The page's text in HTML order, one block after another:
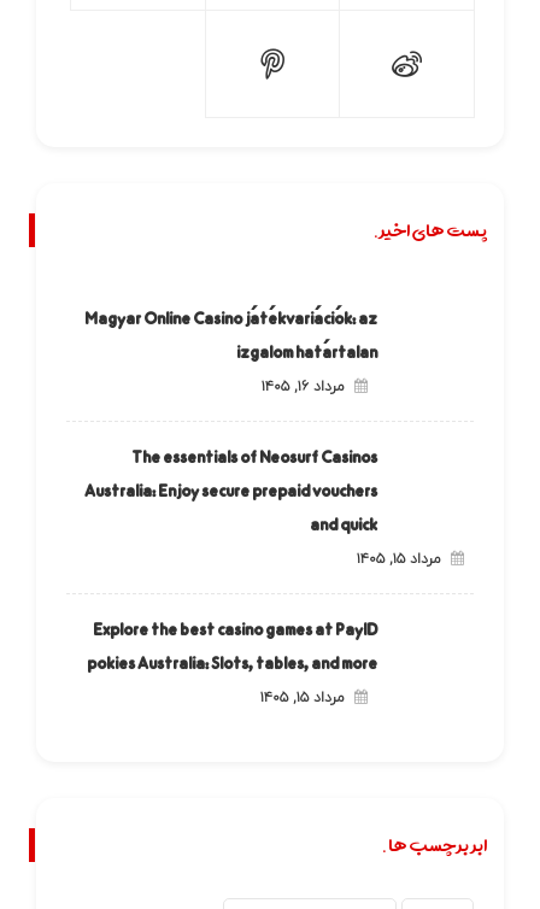
پست های اخیر.
Magyar Online Casino játékvariációk: az
izgalom határtalan
مرداد ۱۶, ۱۴۰۵
The essentials of Neosurf Casinos
Australia: Enjoy secure prepaid vouchers
and quick
مرداد ۱۵, ۱۴۰۵
Explore the best casino games at PayID
pokies Australia: Slots, tables, and more
مرداد ۱۵, ۱۴۰۵
ابر برچسب ها.